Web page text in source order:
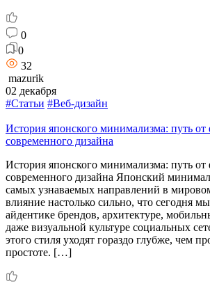
0
0
32
mazurik
02 декабря
#Статьи #Веб-дизайн
История японского минимализма: путь
современного дизайна
История японского минимализма: путь
современного дизайна Японский
самых узнаваемых направлений в
влияние настолько сильно, что сегодня
айдентике брендов, архитектуре,
даже визуальной культуре социальных
этого стиля уходят гораздо глубже, чем
простоте. […]